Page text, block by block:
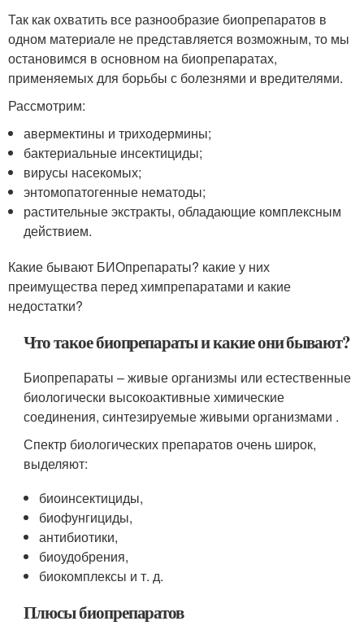
Так как охватить все разнообразие биопрепаратов в
одном материале не представляется возможным, то мы
остановимся в основном на биопрепаратах,
применяемых для борьбы с болезнями и вредителями.
Рассмотрим:
авермектины и триходермины;
бактериальные инсектициды;
вирусы насекомых;
энтомопатогенные нематоды;
растительные экстракты, обладающие комплексным
действием.
Какие бывают БИОпрепараты? какие у них
преимущества перед химпрепаратами и какие
недостатки?
Что такое биопрепараты и какие они бывают?
Биопрепараты – живые организмы или естественные
биологически высокоактивные химические
соединения, синтезируемые живыми организмами .
Спектр биологических препаратов очень широк,
выделяют:
биоинсектициды,
биофунгициды,
антибиотики,
биоудобрения,
биокомплексы и т. д.
Плюсы биопрепаратов